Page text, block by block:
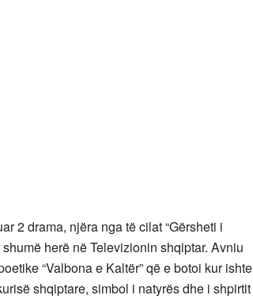
2 drama, njëra nga të cilat “Gërsheti i
herë në Televizionin shqiptar. Avniu
“Valbona e Kaltër” që e botoi kur ishte
shqiptare, simbol i natyrës dhe i shpirtit